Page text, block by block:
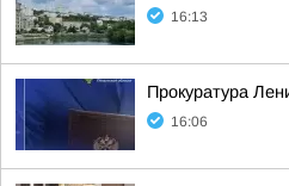
16:13
Прокуратура
16:06